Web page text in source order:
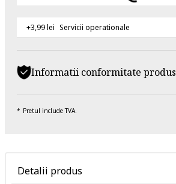
+3,99 lei Servicii operationale
Informatii conformitate produs
Pretul include TVA.
Detalii produs